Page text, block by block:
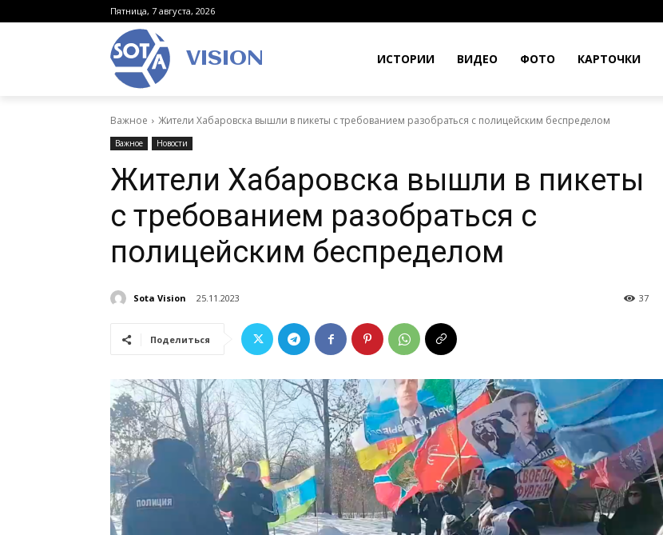
Пятница, 7 августа, 2026
VISION ИСТОРИИ ВИДЕО ФОТО КАРТОЧКИ
Важное Жители Хабаровска вышли в пикеты с требованием разобраться с полицейским беспределом
Важное Новости
Жители Хабаровска вышли в пикеты
с требованием разобраться с
полицейским беспределом
Sota Vision 25.11.2023 37
Поделиться